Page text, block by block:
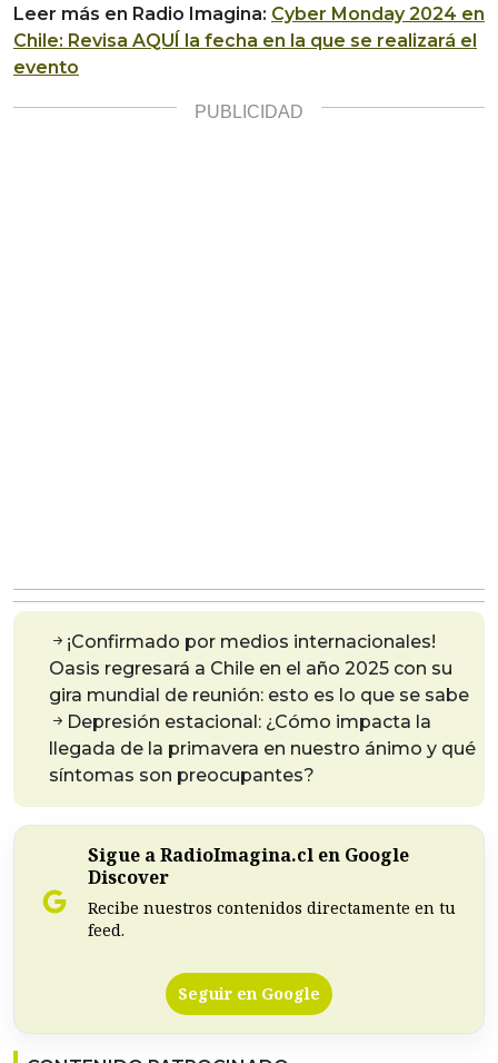
Leer más en Radio Imagina: Cyber Monday 2024 en
Chile: Revisa AQUÍ la fecha en la que se realizará el
evento
¡Confirmado por medios internacionales!
Oasis regresará a Chile en el año 2025 con su
gira mundial de reunión: esto es lo que se sabe
Depresión estacional: ¿Cómo impacta la
llegada de la primavera en nuestro ánimo y qué
síntomas son preocupantes?
Sigue a RadioImagina.cl en Google
Discover
Recibe nuestros contenidos directamente en tu
feed.
Seguir en Google